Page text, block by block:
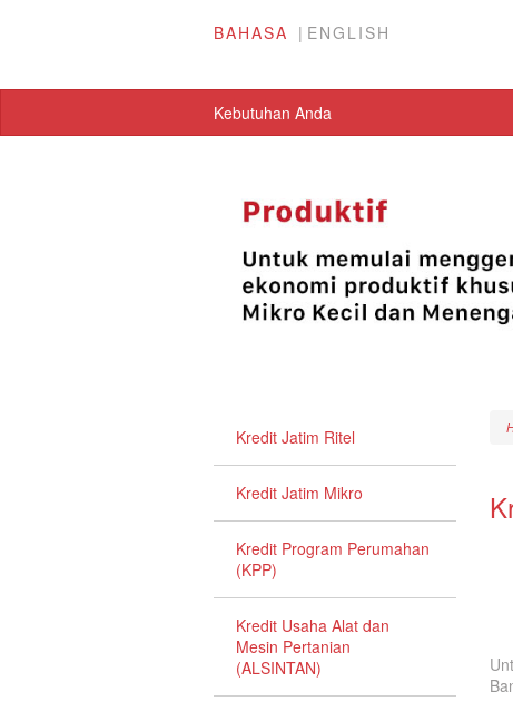
BAHASA ENGLISH
Kebutuhan Anda
Kredit Jatim Ritel
Kredit Jatim Mikro
Kredit Program Perumahan
(KPP)
Kredit Usaha Alat dan
Mesin Pertanian
(ALSINTAN)